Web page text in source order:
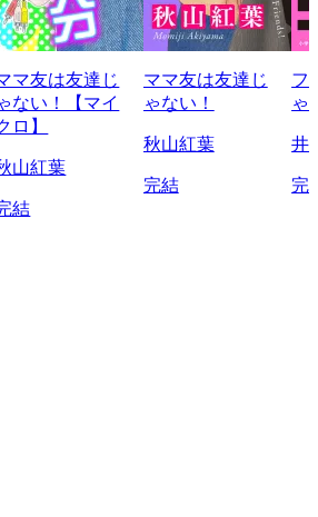
マ友は友達じ
ない！【マイ
ロ】
山紅葉
結
ママ友は友達じ
ゃない！
秋山紅葉
完結
フ
ゃ
井
完